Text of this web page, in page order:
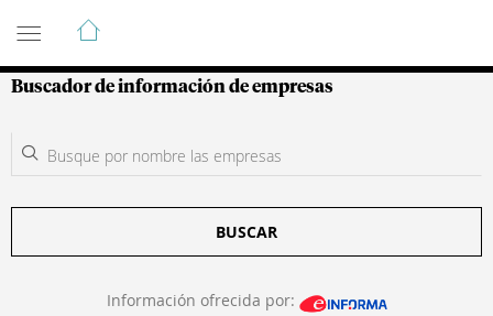
Guía de Empresas Colombianas
Buscador de información de empresas
BUSCAR
Información ofrecida por: